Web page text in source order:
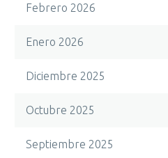
Febrero 2026
Enero 2026
Diciembre 2025
Octubre 2025
Septiembre 2025